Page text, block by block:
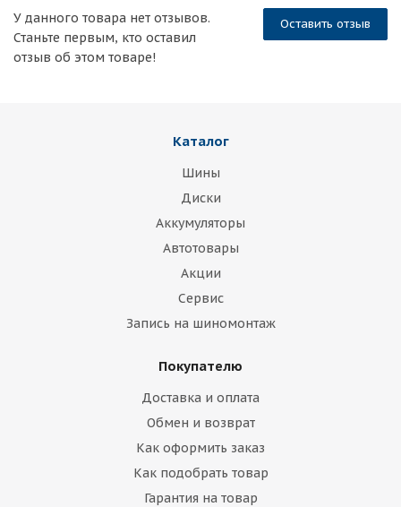
Оставить отзыв
У данного товара нет отзывов.
Станьте первым, кто оставил
отзыв об этом товаре!
Каталог
Шины
Диски
Аккумуляторы
Автотовары
Акции
Сервис
Запись на шиномонтаж
Покупателю
Доставка и оплата
Обмен и возврат
Как оформить заказ
Как подобрать товар
Гарантия на товар